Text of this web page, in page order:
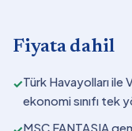
Fiyata dahil
✓Türk Havayolları ile
ekonomi sınıfı tek
MSC FANTASIA